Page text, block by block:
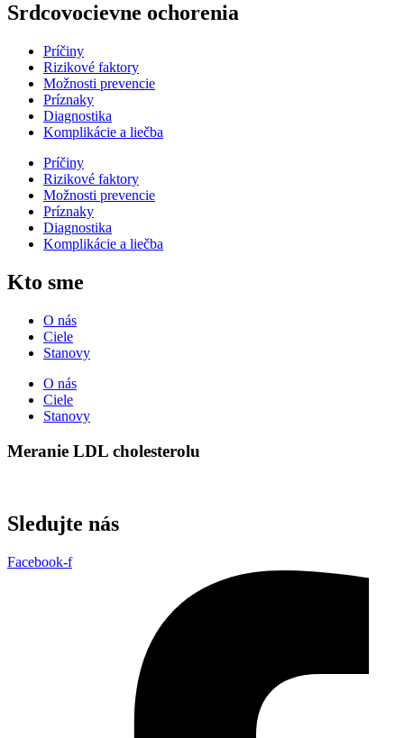
Srdcovocievne ochorenia
Príčiny
Rizikové faktory
Možnosti prevencie
Príznaky
Diagnostika
Komplikácie a liečba
Príčiny
Rizikové faktory
Možnosti prevencie
Príznaky
Diagnostika
Komplikácie a liečba
Kto sme
O nás
Ciele
Stanovy
O nás
Ciele
Stanovy
Meranie LDL cholesterolu
Sledujte nás
Facebook-f